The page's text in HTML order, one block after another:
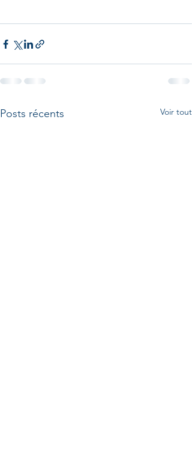
Posts récents Voir tout